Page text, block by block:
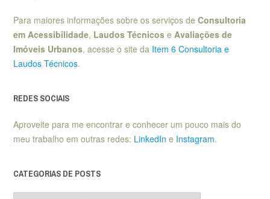
Para maiores informações sobre os serviços de Consultoria
em Acessibilidade, Laudos Técnicos e Avaliações de
Imóveis Urbanos, acesse o site da Item 6 Consultoria e
Laudos Técnicos.
REDES SOCIAIS
Aproveite para me encontrar e conhecer um pouco mais do
meu trabalho em outras redes: LinkedIn e Instagram.
CATEGORIAS DE POSTS